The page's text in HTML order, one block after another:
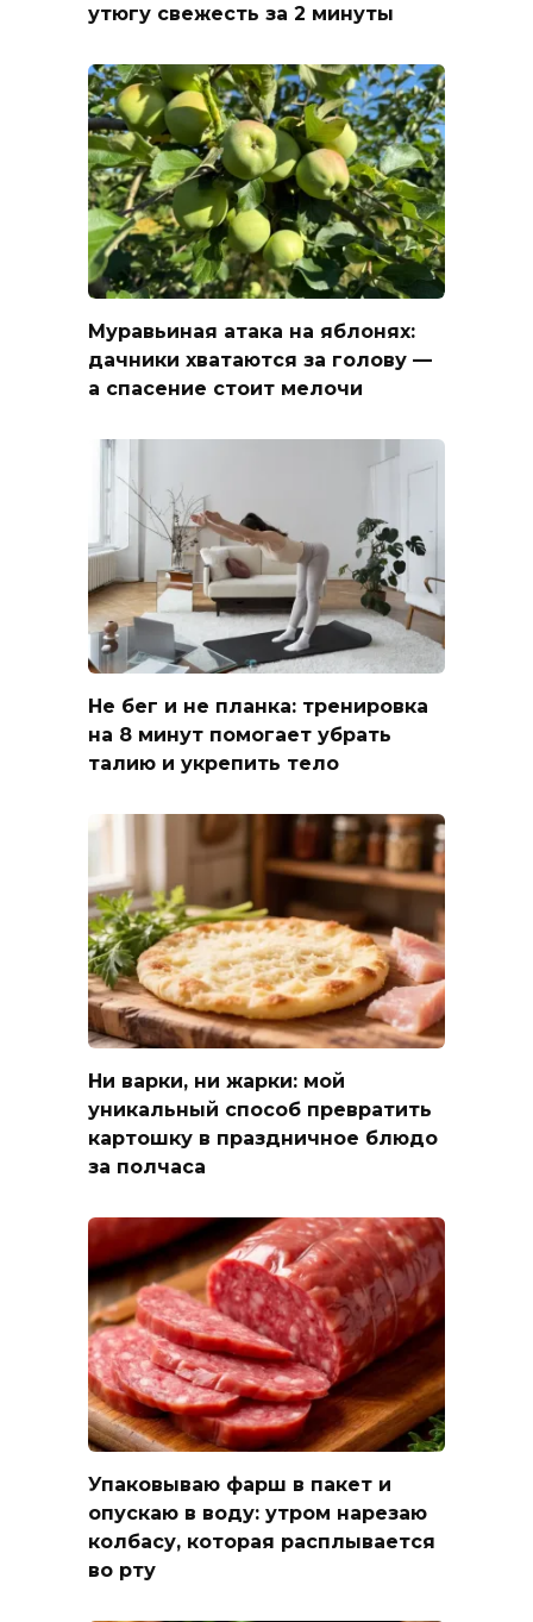
утюгу свежесть за 2 минуты
Муравьиная атака на яблонях:
дачники хватаются за голову —
а спасение стоит мелочи
Не бег и не планка: тренировка
на 8 минут помогает убрать
талию и укрепить тело
Ни варки, ни жарки: мой
уникальный способ превратить
картошку в праздничное блюдо
за полчаса
Упаковываю фарш в пакет и
опускаю в воду: утром нарезаю
колбасу, которая расплывается
во рту